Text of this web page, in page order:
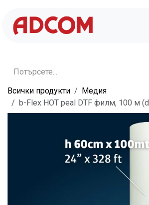
Всички продукти
Медия
b-Flex HOT peal DTF филм, 100 м